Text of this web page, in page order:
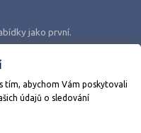
škol
jako první.
tím, abychom Vám poskytovali
údajů o sledování